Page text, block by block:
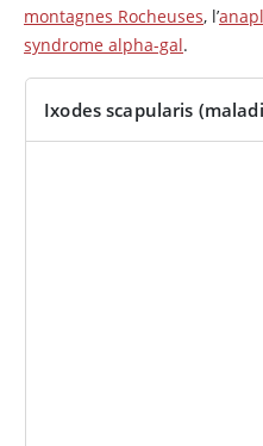
montagnes Rocheuses, l’
syndrome alpha-gal.
Ixodes scapularis